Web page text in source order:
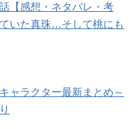
【感想・ネタバレ・考
いた真珠…そして桃にも
ャラクター最新まとめ～